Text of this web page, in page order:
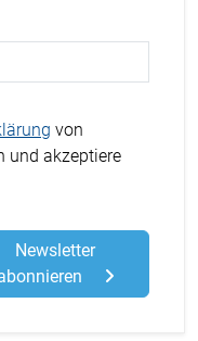
von
und akzeptiere
Newsletter